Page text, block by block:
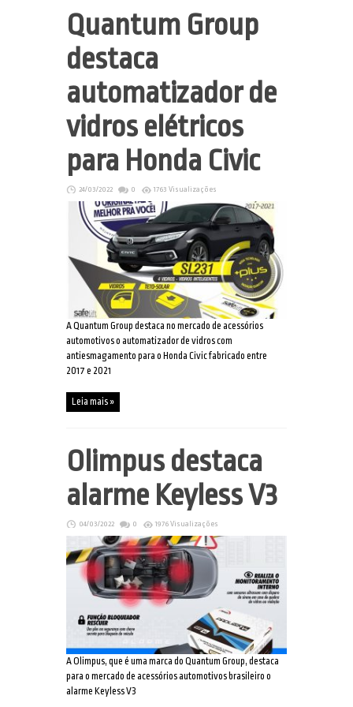
Quantum Group
destaca
automatizador de
vidros elétricos
para Honda Civic
24/03/2022 0 1763 Visualizações
A Quantum Group destaca no mercado de acessórios
automotivos o automatizador de vidros com
antiesmagamento para o Honda Civic fabricado entre
2017 e 2021
Leia mais »
Olimpus destaca
alarme Keyless V3
04/03/2022 0 1976 Visualizações
A Olimpus, que é uma marca do Quantum Group, destaca
para o mercado de acessórios automotivos brasileiro o
alarme Keyless V3